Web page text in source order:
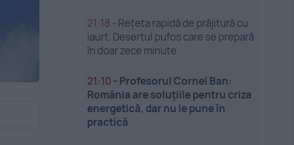
21:18 - Rețeta rapidă de prăjitură cu
iaurt. Desertul pufos care se prepară
în doar zece minute
21:10 - Profesorul Cornel Ban:
România are soluțiile pentru criza
energetică, dar nu le pune în
practică